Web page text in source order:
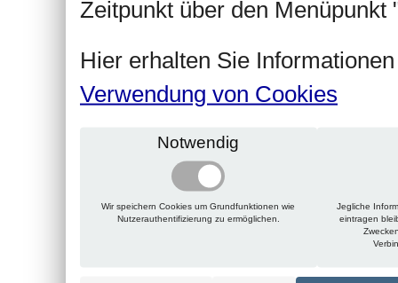
Zeitpunkt über den Menüpunkt
Hier erhalten Sie
Verwendung von Cookies
Notwendig
Wir speichern Cookies um Grundfunktionen wie
Nutzerauthentifizierung zu ermöglichen.
Jegliche
eintragen